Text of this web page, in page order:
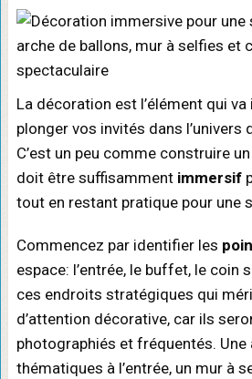
La décoration est l’élément qui
plonger vos invités dans l’univers
C’est un peu comme construire
doit être suffisamment immersif
tout en restant pratique pour une
Commencez par identifier les
espace: l’entrée, le buffet, le coin
ces endroits stratégiques qui
d’attention décorative, car ils
photographiés et fréquentés. Une
thématiques à l’entrée, un mur à